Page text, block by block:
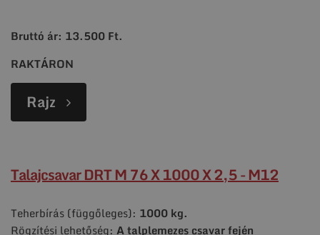
Bruttó ár: 13.500 Ft.
RAKTÁRON
Rajz
Talajcsavar DRT M 76 X 1000 X 2,5 - M12
Teherbírás (függőleges): 1000 kg.
Rögzítési lehetőség: A talplemezes csavar fején